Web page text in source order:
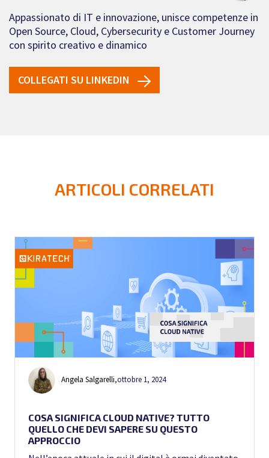
Appassionato di IT e innovazione, unisce competenze in
Open Source, Cloud, Cybersecurity e Customer Journey
con spirito creativo e dinamico
COLLEGATI SU LINKEDIN
ARTICOLI CORRELATI
Angela Salgarelli,ottobre 1, 2024
COSA SIGNIFICA CLOUD NATIVE? TUTTO
QUELLO CHE DEVI SAPERE SU QUESTO
APPROCCIO